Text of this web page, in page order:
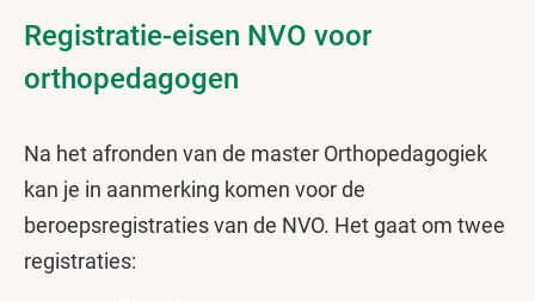
Registratie-eisen NVO voor
orthopedagogen
Na het afronden van de master Orthopedagogiek
kan je in aanmerking komen voor de
beroepsregistraties van de NVO. Het gaat om twee
registraties: